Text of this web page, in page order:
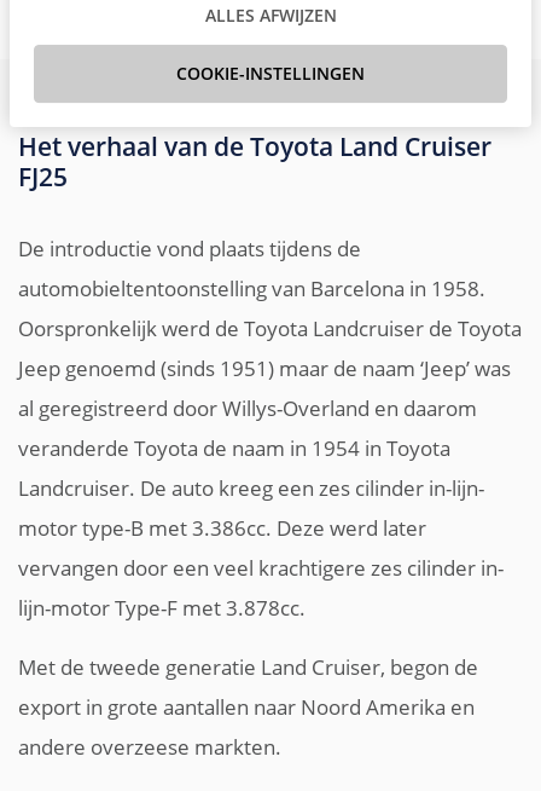
Het verhaal van de Toyota Land Cruiser
FJ25
De introductie vond plaats tijdens de
automobieltentoonstelling van Barcelona in 1958.
Oorspronkelijk werd de Toyota Landcruiser de Toyota
Jeep genoemd (sinds 1951) maar de naam ‘Jeep’ was
al geregistreerd door Willys-Overland en daarom
veranderde Toyota de naam in 1954 in Toyota
Landcruiser. De auto kreeg een zes cilinder in-lijn-
motor type-B met 3.386cc. Deze werd later
vervangen door een veel krachtigere zes cilinder in-
lijn-motor Type-F met 3.878cc.
Met de tweede generatie Land Cruiser, begon de
export in grote aantallen naar Noord Amerika en
andere overzeese markten.
ALLES AFWIJZEN
COOKIE-INSTELLINGEN